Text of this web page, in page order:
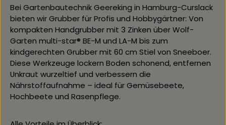
Teleskopgriffe bis 4 m für größere FlächenMit dem
Wolf-Garten multi-star® Kleingrubber LA-M/ZM30
pflegen Sie Ihren Garten mühelos und präzise – für
lockere Erde, gesunde Pflanzen und effiziente
Unkrautbekämpfung in Profi-Qualität.
Bei Gartenbautechnik Geereking in Hamburg-Curslack
bieten wir Grubber für Profis und Hobbygärtner: Von
kompakten Handgrubber mit 3 Zinken über Wolf-
Garten multi-star® BE-M und LA-M bis zum
kindgerechten Grubber mit 60 cm Stiel von Sneeboer.
Diese Werkzeuge lockern Boden schonend, entfernen
Unkraut wurzeltief und verbessern die
Nährstoffaufnahme – ideal für Gemüsebeete,
Hochbeete und Rasenpflege.